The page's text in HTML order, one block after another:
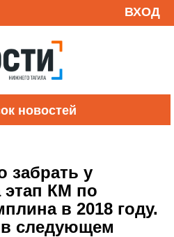
ВХОД
новостей
забрать у
этап КМ по
в 2018 году.
следующем